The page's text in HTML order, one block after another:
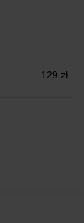
129 zł